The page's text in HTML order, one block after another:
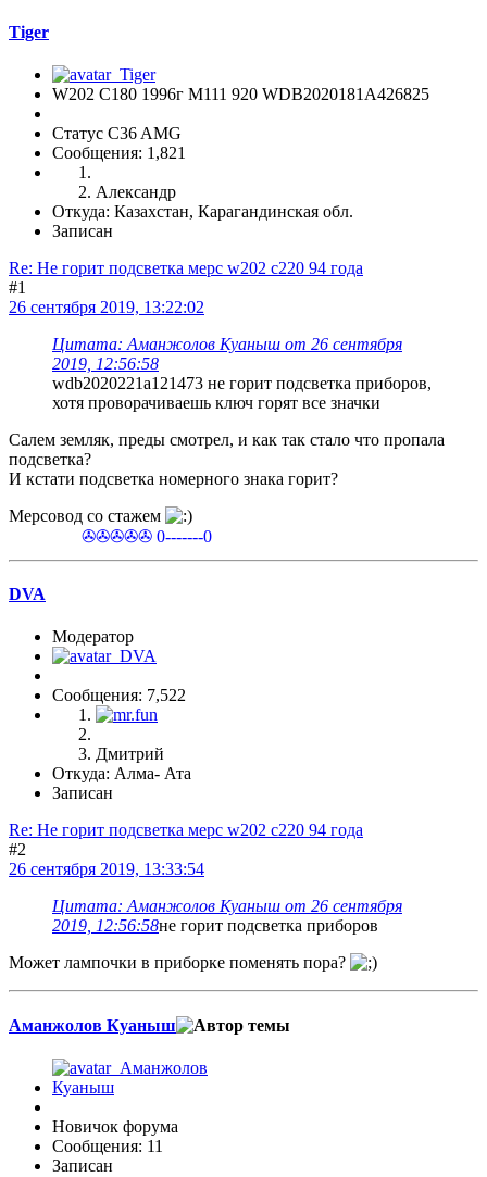
Tiger
W202 C180 1996г М111 920 WDB2020181A426825
Статус C36 AMG
Сообщения: 1,821
Александр
Откуда: Казахстан, Карагандинская обл.
Записан
Re: Не горит подсветка мерс w202 c220 94 года
#1
26 сентября 2019, 13:22:02
Цитата: Аманжолов Куаныш от 26 сентября
2019, 12:56:58
wdb2020221a121473 не горит подсветка приборов,
хотя проворачиваешь ключ горят все значки
Салем земляк, преды смотрел, и как так стало что пропала
подсветка?
И кстати подсветка номерного знака горит?
Мерсовод со стажем
✇✇✇✇✇ 0-------0
DVA
Модератор
Сообщения: 7,522
Дмитрий
Откуда: Алма- Ата
Записан
Re: Не горит подсветка мерс w202 c220 94 года
#2
26 сентября 2019, 13:33:54
Цитата: Аманжолов Куаныш от 26 сентября
2019, 12:56:58не горит подсветка приборов
Может лампочки в приборке поменять пора?
Аманжолов Куаныш
Новичок форума
Сообщения: 11
Записан